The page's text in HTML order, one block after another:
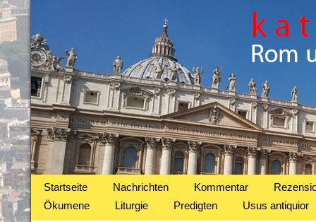
Startseite Nachrichten Kommentar
Ökumene
Liturgie Predigten Usus antiquior